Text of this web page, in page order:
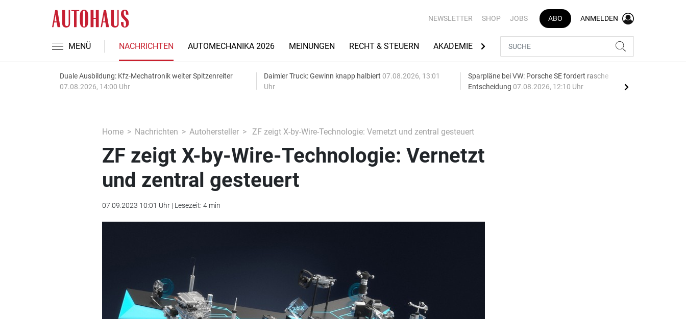
NEWSLETTER SHOP JOBS ABO ANMELDEN
MENÜ NACHRICHTEN AUTOMECHANIKA 2026 MEINUNGEN RECHT & STEUERN AKADEMIE AUTOMARKEN
Duale Ausbildung: Kfz-Mechatronik weiter Spitzenreiter
07.08.2026, 14:00 Uhr
Daimler Truck: Gewinn knapp halbiert 07.08.2026, 13:01
Uhr
Sparpläne bei VW: Porsche SE fordert rasche
Entscheidung 07.08.2026, 12:10 Uhr
Home Nachrichten Autohersteller ZF zeigt X-by-Wire-Technologie: Vernetzt und zentral gesteuert
ZF zeigt X-by-Wire-Technologie: Vernetzt
und zentral gesteuert
07.09.2023 10:01 Uhr | Lesezeit: 4 min